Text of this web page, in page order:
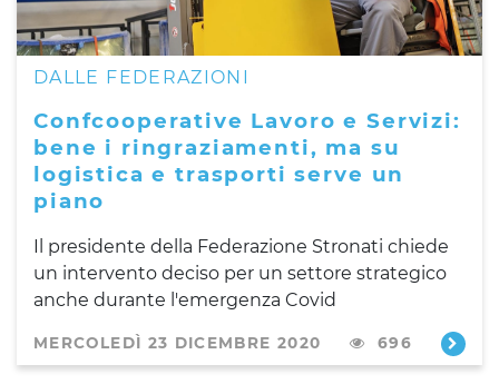
DALLE FEDERAZIONI
Confcooperative Lavoro e Servizi:
bene i ringraziamenti, ma su
logistica e trasporti serve un
piano
Il presidente della Federazione Stronati chiede
un intervento deciso per un settore strategico
anche durante l'emergenza Covid
MERCOLEDÌ 23 DICEMBRE 2020 696